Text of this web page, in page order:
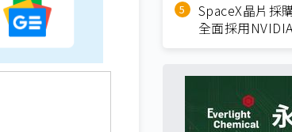
SpaceX晶片
全面採用